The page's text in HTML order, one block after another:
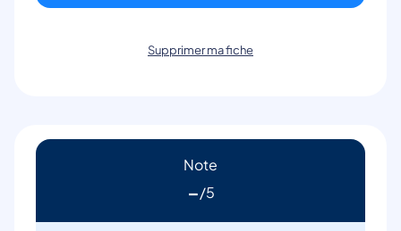
Supprimer ma fiche
Note
-